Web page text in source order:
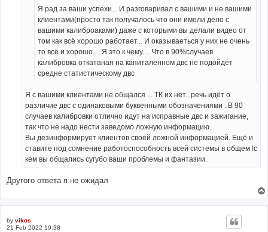
Я рад за ваши успехи... И разговаривал с вашими и не вашими
клиентами(просто так получалось что они имели дело с
вашими калиброаками) даже с которыми вы делали видео от
том как всё хорошо работает... И оказываеться у них не очень
то всё и хорошо.... Я это к чему.... Что в 90%случаев
калибровка откатаная на капиталенном двс не подойдёт
средне статистическому двс
Я с вашими клиентами не общался ... ТК их нет...речь идёт о
различие двс с одинаковыми буквенными обозначениями . В 90
случаев калибровки отлично идут на исправные двс и зажигание,
так что не надо нести заведомо ложную информацию.
Вы дезинформирует клиентов своей ложной информацией. Ещё и
ставите под сомнение работоспособность всей системы в общем !с
кем вы общались сугубо ваши проблемы и фантазии.
Другого ответа я не ожидал
by vikos
21 Feb 2022 19:38